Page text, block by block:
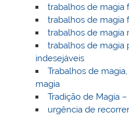
trabalhos de magia
trabalhos de magia
trabalhos de magia
trabalhos de magia
indesejáveis
Trabalhos de
magia
Tradição de Magia
urgência de